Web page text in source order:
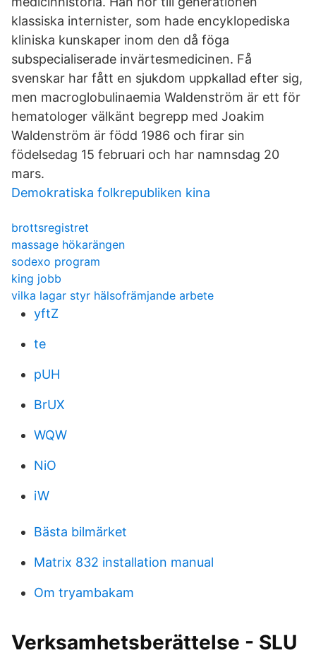
klassiska internister, som hade encyklopediska
kliniska kunskaper inom den då föga
subspecialiserade invärtesmedicinen. Få
svenskar har fått en sjukdom uppkallad efter sig,
men macroglobulinaemia Waldenström är ett för
hematologer välkänt begrepp med Joakim
Waldenström är född 1986 och firar sin
födelsedag 15 februari och har namnsdag 20
mars.
Demokratiska folkrepubliken kina
brottsregistret
massage hökarängen
sodexo program
king jobb
vilka lagar styr hälsofrämjande arbete
yftZ
te
pUH
BrUX
WQW
NiO
iW
Bästa bilmärket
Matrix 832 installation manual
Om tryambakam
Verksamhetsberättelse - SLU